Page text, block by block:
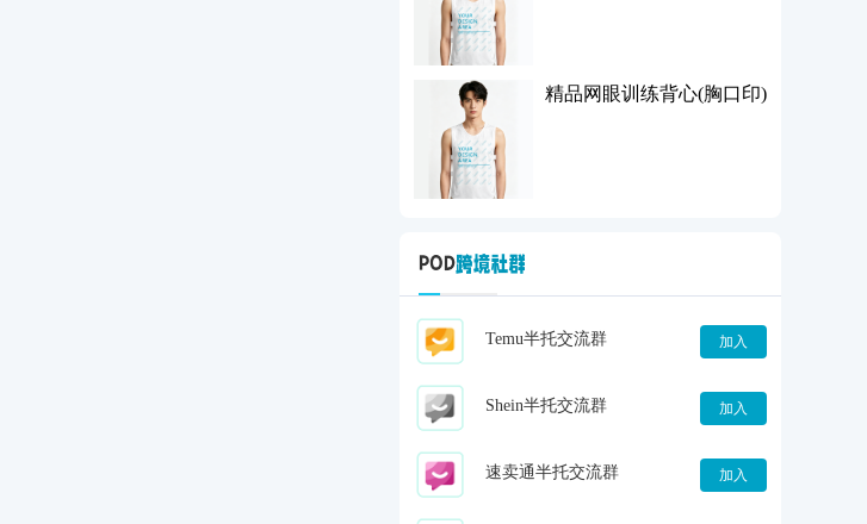
精品网眼训练背心(胸口印)
Temu半托交流群 加入
Shein半托交流群 加入
速卖通半托交流群 加入